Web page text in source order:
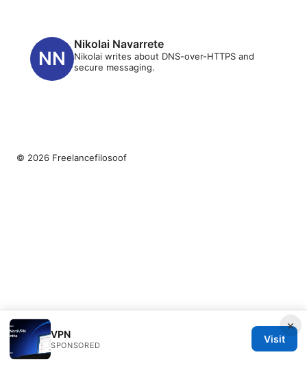
Nikolai Navarrete
Nikolai writes about DNS-over-HTTPS and
secure messaging.
×
VPN
SPONSORED
Visit
© 2026 Freelancefilosoof